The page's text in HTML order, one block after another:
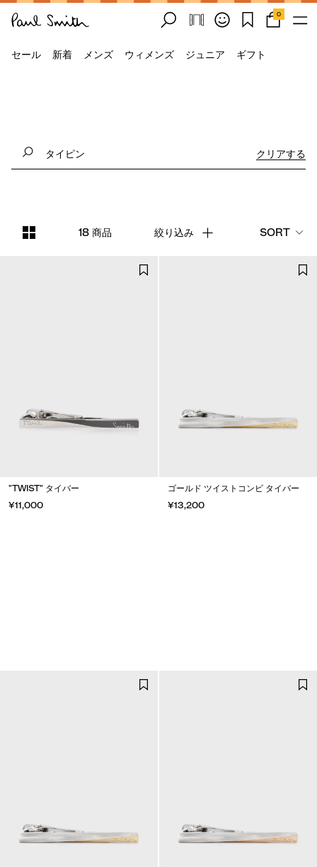
0
セール 新着 メンズ ウィメンズ ジュニア ギフト
クリアする
18 商品 絞り込み SORT
"TWIST" タイバー
¥11,000
ゴールド ツイストコンビ タイバー
¥13,200